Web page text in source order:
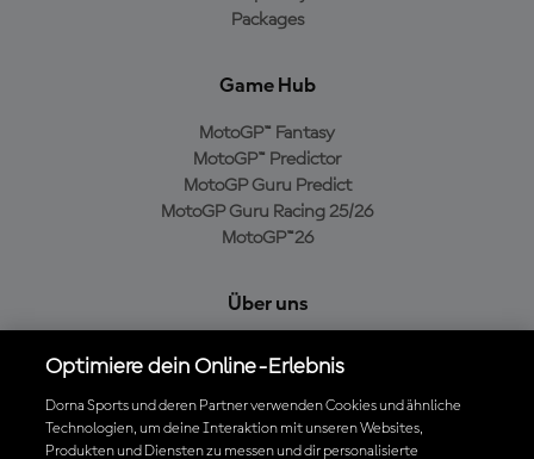
Packages
Game Hub
MotoGP™ Fantasy
MotoGP™ Predictor
MotoGP Guru Predict
MotoGP Guru Racing 25/26
MotoGP™26
Über uns
Cookie-Richtlinien
Geschäftsbedingungen
Datenschutzrichtlinien
Optimiere dein Online-Erlebnis
Dorna Sports und deren Partner verwenden Cookies und ähnliche
Technologien, um deine Interaktion mit unseren Websites,
Produkten und Diensten zu messen und dir personalisierte